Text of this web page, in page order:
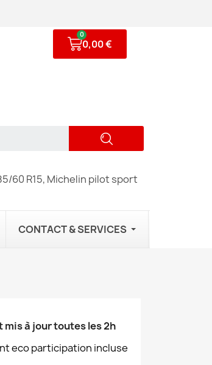
0,00 €
60 R15, Michelin pilot sport
CONTACT & SERVICES
mis à jour toutes les 2h
eco participation incluse